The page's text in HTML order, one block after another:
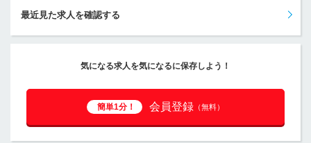
最近見た求人を確認する
気になる求人を気になるに保存しよう！
簡単1分！ 会員登録 （無料）